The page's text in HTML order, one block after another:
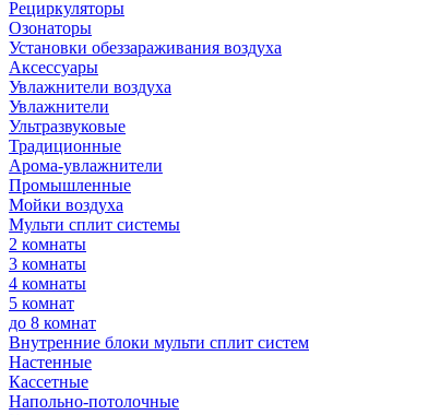
Рециркуляторы
Озонаторы
Установки обеззараживания воздуха
Аксессуары
Увлажнители воздуха
Увлажнители
Ультразвуковые
Традиционные
Арома-увлажнители
Промышленные
Мойки воздуха
Мульти сплит системы
2 комнаты
3 комнаты
4 комнаты
5 комнат
до 8 комнат
Внутренние блоки мульти сплит систем
Настенные
Кассетные
Напольно-потолочные